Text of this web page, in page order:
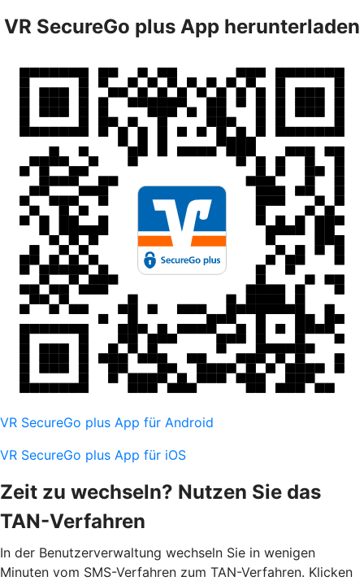
VR SecureGo plus App herunterladen
VR SecureGo plus App für Android
VR SecureGo plus App für iOS
Zeit zu wechseln? Nutzen Sie das
TAN-Verfahren
In der Benutzerverwaltung wechseln Sie in wenigen
Minuten vom SMS-Verfahren zum TAN-Verfahren. Klicken